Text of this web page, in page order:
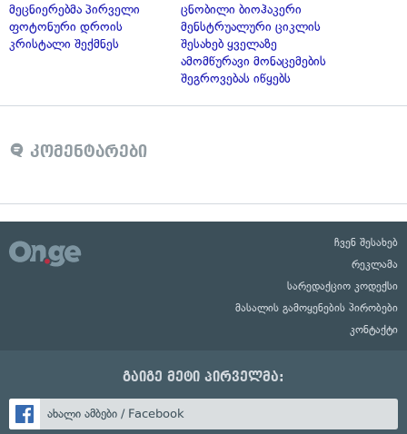
მეცნიერებმა პირველი
ფოტონური დროის
კრისტალი შექმნეს
ცნობილი ბიოჰაკერი
მენსტრუალური ციკლის
შესახებ ყველაზე
ამომწურავი მონაცემების
შეგროვებას იწყებს
კომენტარები
ჩვენ შესახებ
რეკლამა
სარედაქციო კოდექსი
მასალის გამოყენების პირობები
კონტაქტი
გაიგე მეტი პირველმა:
ახალი ამბები / Facebook